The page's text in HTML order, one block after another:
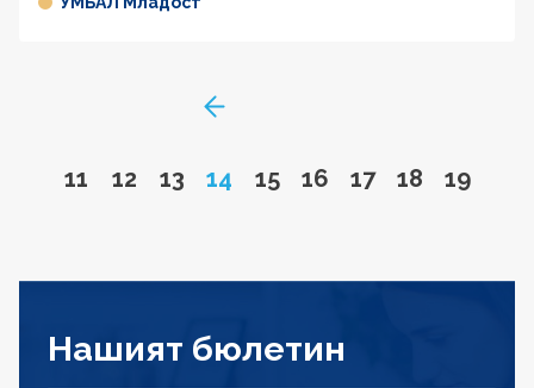
Go to page
11 Go to page
12 Go to page
13 Page
14 Go to page
15 Go to page
16 Go to page
17 Go to page
18 Go to
19
Нашият бюлетин